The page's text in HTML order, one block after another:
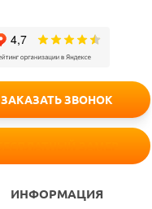
ИНФОРМАЦИЯ
ЗАКАЗАТЬ ЗВОНОК